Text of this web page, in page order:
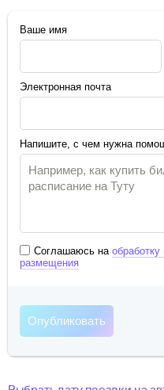
Ваше имя
Электронная почта
Напишите, с чем нужна
Соглашаюсь на
размещения